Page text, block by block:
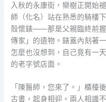
入秋的永康街，欒樹正開始
師（化名）站在熟悉的騎樓
殼懷錶——那是父親臨終前
傳家」的遺物。錶蓋內刻著
怎麼也沒想到，自己竟有一
的老字號店面。
「陳醫師，您來了。」櫃檯
古書，起身相迎。兩人相識